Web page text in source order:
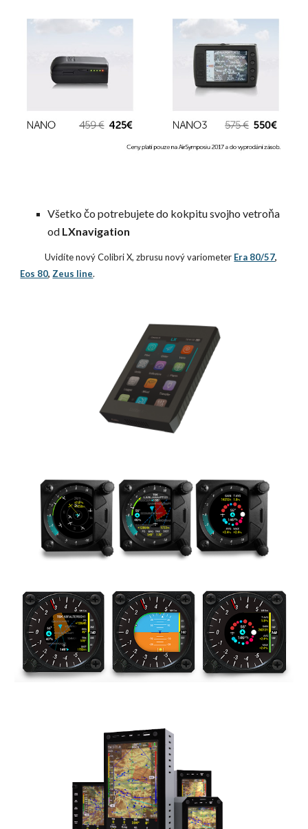
Všetko čo potrebujete do kokpitu svojho vetroňa
od LXnavigation
Uvidíte nový Colibri X, zbrusu nový variometer Era 80/57,
Eos 80, Zeus line.